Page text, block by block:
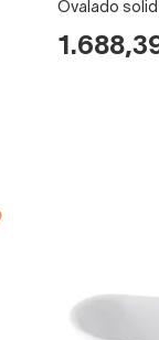
Ovalado solid